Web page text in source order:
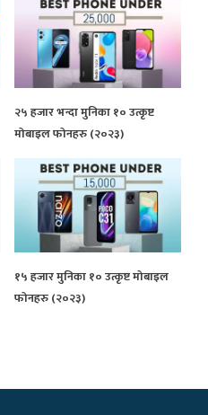
२५ हजार भन्दा मुनिका १० उत्कृष्ट
मोबाइल फोनहरु (२०२३)
१५ हजार मुनिका १० उत्कृष्ट मोबाइल
फोनहरु (२०२३)